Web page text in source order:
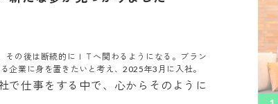
の後は断続的にＩＴへ関わるようになる。ブラン
企業に身を置きたいと考え、2025年3月に入社。
で仕事をする中で、心からそのように